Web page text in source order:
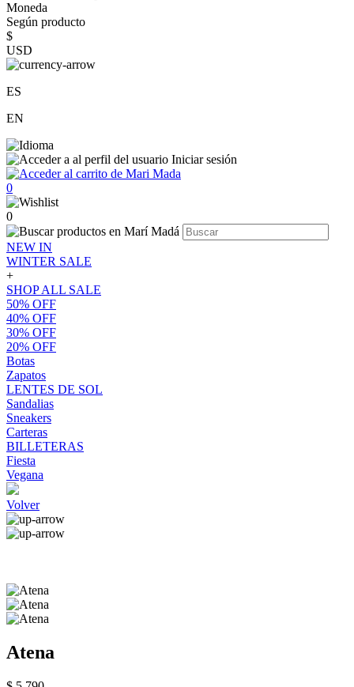
Moneda
Según producto
$
USD
ES
EN
Iniciar sesión
0
0
NEW IN
WINTER SALE
+
SHOP ALL SALE
50% OFF
40% OFF
30% OFF
20% OFF
Botas
Zapatos
LENTES DE SOL
Sandalias
Sneakers
Carteras
BILLETERAS
Fiesta
Vegana
Volver
Atena